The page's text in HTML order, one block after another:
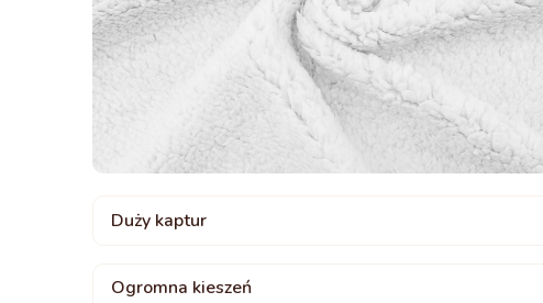
Duży kaptur
Ogromna kieszeń